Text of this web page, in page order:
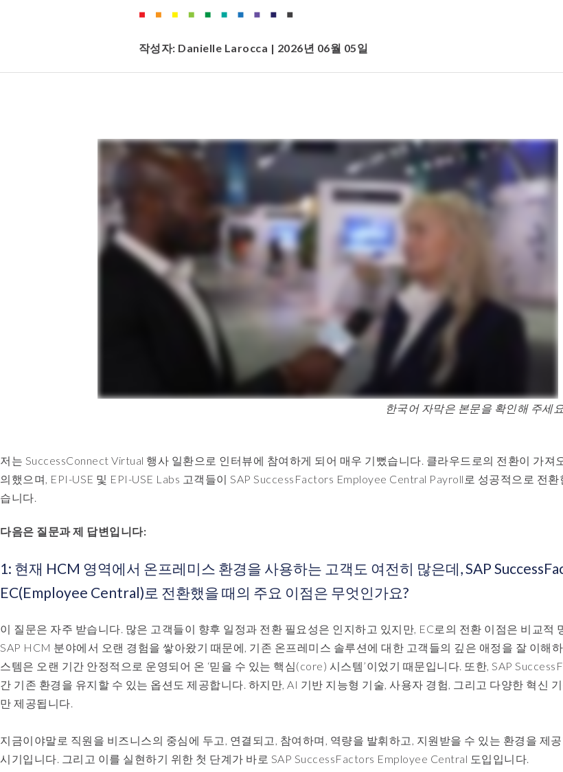
작성자: Danielle Larocca | 2026년 06월 05일
한국어 자막은 본문을 확인해 주세
저는 SuccessConnect Virtual 행사 일환으로 인터뷰에 참여하게 되어 매우 기뻤습니다. 클라우드로의 전환이 가져
의했으며, EPI-USE 및 EPI-USE Labs 고객들이 SAP SuccessFactors Employee Central Payroll로 성공적으로 전환
습니다.
다음은 질문과 제 답변입니다:
1: 현재 HCM 영역에서 온프레미스 환경을 사용하는 고객도 여전히 많은데, SAP
EC(Employee Central)로 전환했을 때의 주요 이점은 무엇인가요?
이 질문은 자주 받습니다. 많은 고객들이 향후 일정과 전환 필요성은 인지하고 있지만, EC로의 전환 이점은 비교적
SAP HCM 분야에서 오랜 경험을 쌓아왔기 때문에, 기존 온프레미스 솔루션에 대한 고객들의 깊은 애정을 잘 이해
스템은 오랜 기간 안정적으로 운영되어 온 ‘믿을 수 있는 핵심(core) 시스템’이었기 때문입니다. 또한, SAP
간 기존 환경을 유지할 수 있는 옵션도 제공합니다. 하지만, AI 기반 지능형 기술, 사용자 경험, 그리고 다양한 혁신
만 제공됩니다.
지금이야말로 직원을 비즈니스의 중심에 두고, 연결되고, 참여하며, 역량을 발휘하고, 지원받을 수 있는 환경을 제
시기입니다. 그리고 이를 실현하기 위한 첫 단계가 바로 SAP SuccessFactors Employee Central 도입입니다.